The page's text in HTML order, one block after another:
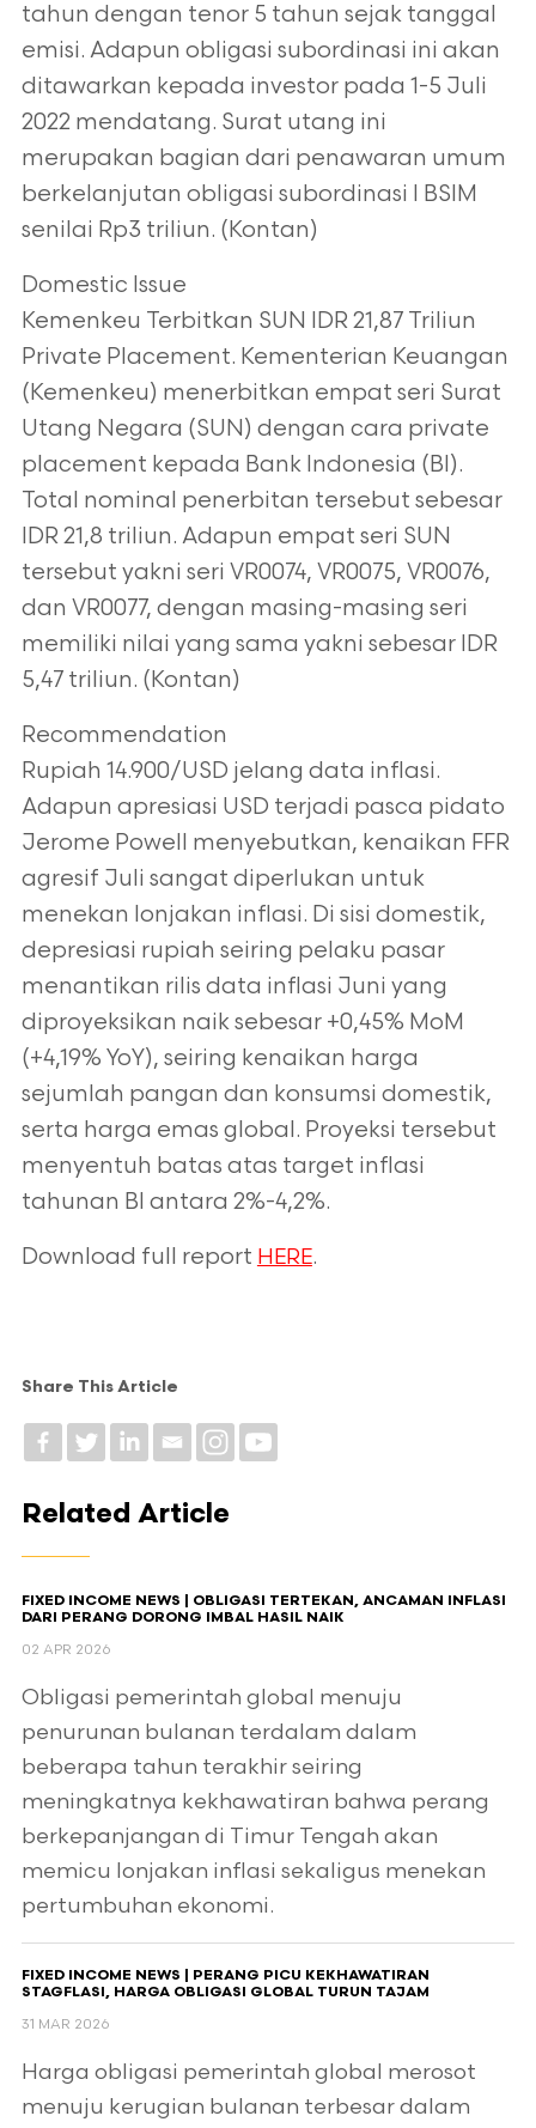
tahun dengan tenor 5 tahun sejak tanggal
emisi. Adapun obligasi subordinasi ini akan
ditawarkan kepada investor pada 1-5 Juli
2022 mendatang. Surat utang ini
merupakan bagian dari penawaran umum
berkelanjutan obligasi subordinasi I BSIM
senilai Rp3 triliun. (Kontan)
Domestic Issue
Kemenkeu Terbitkan SUN IDR 21,87 Triliun
Private Placement. Kementerian Keuangan
(Kemenkeu) menerbitkan empat seri Surat
Utang Negara (SUN) dengan cara private
placement kepada Bank Indonesia (BI).
Total nominal penerbitan tersebut sebesar
IDR21,8 triliun. Adapun empat seri SUN
tersebut yakni seri VR0074, VR0075, VR0076,
dan VR0077, dengan masing-masing seri
memiliki nilai yang sama yakni sebesar IDR
5,47 triliun. (Kontan)
Recommendation
Rupiah 14.900/USD jelang data inflasi.
Adapun apresiasi USD terjadi pasca pidato
Jerome Powell menyebutkan, kenaikan FFR
agresif Juli sangat diperlukan untuk
menekan lonjakan inflasi. Di sisi domestik,
depresiasi rupiah seiring pelaku pasar
menantikan rilis data inflasi Juni yang
diproyeksikan naik sebesar +0,45% MoM
(+4,19% YoY), seiring kenaikan harga
sejumlah pangan dan konsumsi domestik,
serta harga emas global. Proyeksi tersebut
menyentuh batas atas target inflasi
tahunan BI antara 2%-4,2%.
Download full report HERE.
Share This Article
Related Article
FIXED INCOME NEWS | OBLIGASI TERTEKAN, ANCAMAN INFLASI
DARI PERANG DORONG IMBAL HASIL NAIK
02 APR 2026
Obligasi pemerintah global menuju
penurunan bulanan terdalam dalam
beberapa tahun terakhir seiring
meningkatnya kekhawatiran bahwa perang
berkepanjangan di Timur Tengah akan
memicu lonjakan inflasi sekaligus menekan
pertumbuhan ekonomi.
FIXED INCOME NEWS | PERANG PICU KEKHAWATIRAN
STAGFLASI, HARGA OBLIGASI GLOBAL TURUN TAJAM
31 MAR 2026
Harga obligasi pemerintah global merosot
menuju kerugian bulanan terbesar dalam